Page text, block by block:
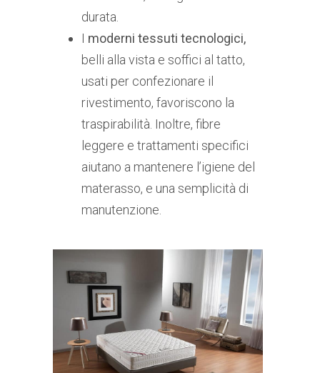
durata.
I moderni tessuti tecnologici,
belli alla vista e soffici al tatto,
usati per confezionare il
rivestimento, favoriscono la
traspirabilità. Inoltre, fibre
leggere e trattamenti specifici
aiutano a mantenere l’igiene del
materasso, e una semplicità di
manutenzione.